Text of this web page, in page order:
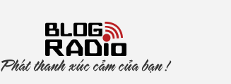
Phát thanh xúc cảm của bạn !